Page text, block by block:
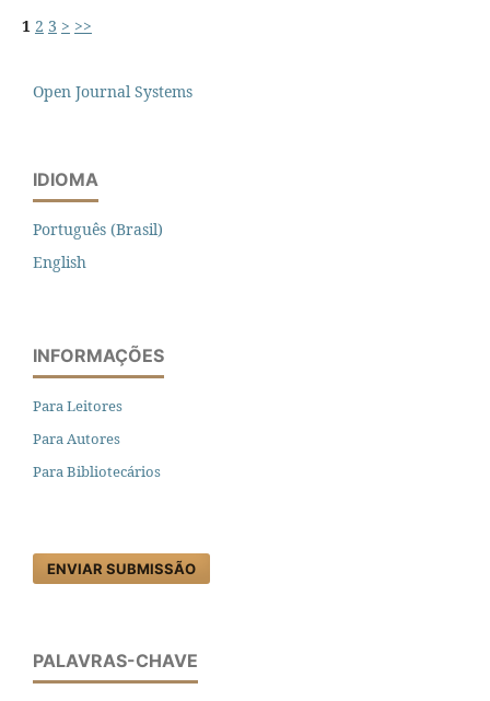
1 2 3 > >>
Open Journal Systems
IDIOMA
Português (Brasil)
English
INFORMAÇÕES
Para Leitores
Para Autores
Para Bibliotecários
ENVIAR SUBMISSÃO
PALAVRAS-CHAVE